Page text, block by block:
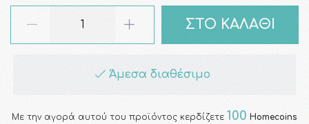
ΣΤΟ ΚΑΛΑΘΙ
Άμεσα διαθέσιμο
Με την αγορά αυτού του προϊόντος κερδίζετε 100 Homecoins